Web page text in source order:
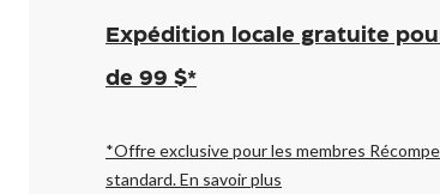
Ouvert,
Fermeture
à
pour
changer
Expédition locale gratuite
de 99 $*
*Offre exclusive pour les membres
standard.En savoir plus